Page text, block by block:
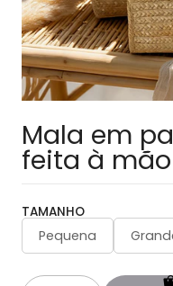
Mala em
feita à mão
TAMANHO
Pequena